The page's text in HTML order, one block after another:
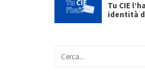
Tu CIE
identità